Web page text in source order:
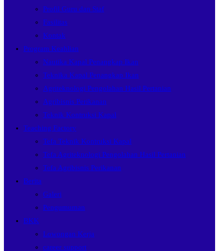
Profil Guru dan Staf
Fasilitas
Kontak
Program Keahlian
Nautika Kapal Penangkap Ikan
Teknika Kapal Penangkap Ikan
Agriteknologi Pengolahan Hasil Pertanian
Agribisnis Perikanan
Teknik Kontruksi Kapal
Teaching Factory
Tefa Teknik Kontruksi Kapal
Tefa Agriteknologi Pengolahan Hasil Pertanian
Tefa Agribisnis Perikanan
Berita
Galeri
Pengumuman
BKK
Lowongan Kerja
career support